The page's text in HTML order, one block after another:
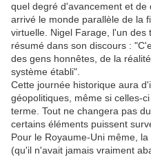
quel degré d'avancement et
arrivé le monde parallèle de la
virtuelle. Nigel Farage, l'un des
résumé dans son discours :
des gens honnêtes, de la
système établi".
Cette journée historique aura
géopolitiques, même si celles-
terme. Tout ne changera pas
certains éléments puissent
Pour le Royaume-Uni même,
(qu'il n'avait jamais vraiment